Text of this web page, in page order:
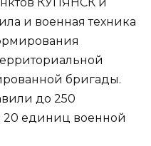
и военная техника
бригады.
до 250
20 единиц военной